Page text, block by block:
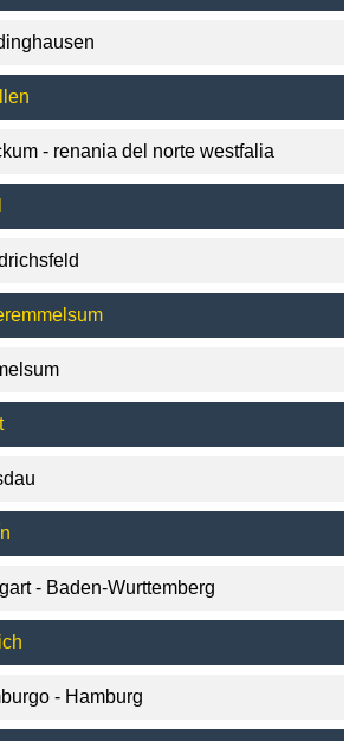
- renania del norte westfalia
- Baden-Wurttemberg
- Hamburg